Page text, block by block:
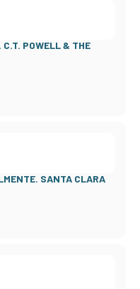
C.T. POWELL & THE
SANTA CLARA